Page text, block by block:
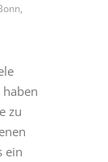
zu
ein